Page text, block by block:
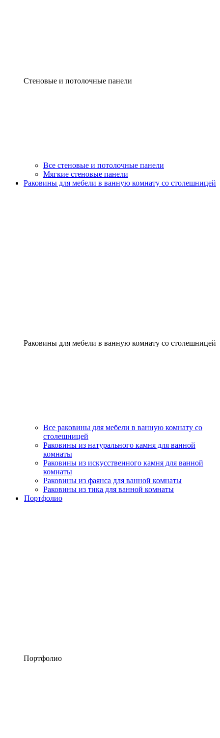
Стеновые и потолочные панели
Все стеновые и потолочные панели
Мягкие стеновые панели
Раковины для мебели в ванную комнату со столешницей
Раковины для мебели в ванную комнату со столешницей
Все раковины для мебели в ванную комнату со
столешницей
Раковины из натурального камня для ванной
комнаты
Раковины из искусственного камня для ванной
комнаты
Раковины из фаянса для ванной комнаты
Раковины из тика для ванной комнаты
Портфолио
Портфолио